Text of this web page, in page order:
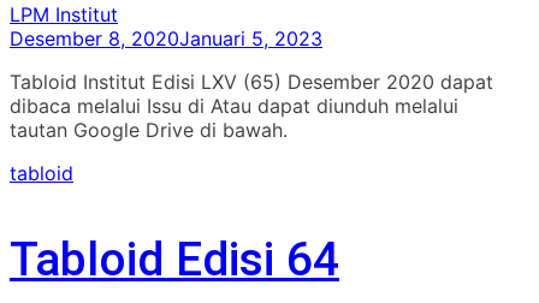
LPM Institut
Desember 8, 2020Januari 5, 2023
Tabloid Institut Edisi LXV (65) Desember 2020 dapat
dibaca melalui Issu di Atau dapat diunduh melalui
tautan Google Drive di bawah.
tabloid
Tabloid Edisi 64